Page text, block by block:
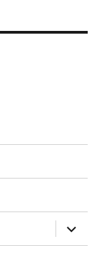
Zobrazit
položky